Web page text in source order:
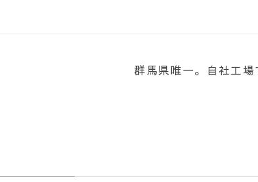
群馬県唯一。自社工